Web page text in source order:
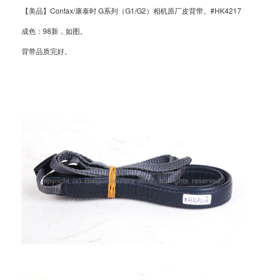
【美品】Contax/康泰时 G系列（G1/G2）相机原厂皮背带。#HK4217
成色：98新，如图。
背带品质完好。